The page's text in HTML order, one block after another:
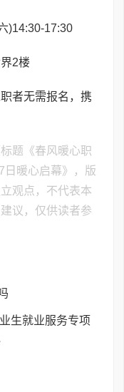
)14:30-17:30
2楼
者无需报名，携
题《春风暖心职
暖心启幕》，版
观点，不代表本
议，仅供读者参
生就业服务专项